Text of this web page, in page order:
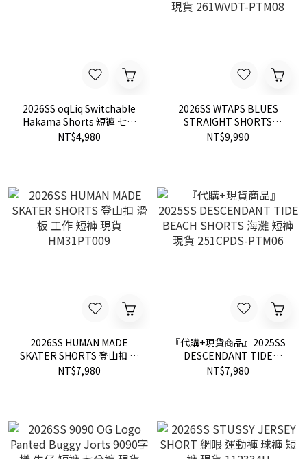
2026SS oqLiq Switchable
Hakama Shorts 短褲 七分
褲 現貨 26SP07
NT$4,980
2026SS WTAPS BLUES
STRAIGHT SHORTS
COTTON. DENIM 牛仔 短褲
NT$9,990
2026SS HUMAN MADE
SKATER SHORTS 登山扣 滑
板 工作 短褲 現貨
NT$7,980
『代購+現貨商品』2025SS
DESCENDANT TIDE
BEACH SHORTS 海灘 短褲
NT$7,980